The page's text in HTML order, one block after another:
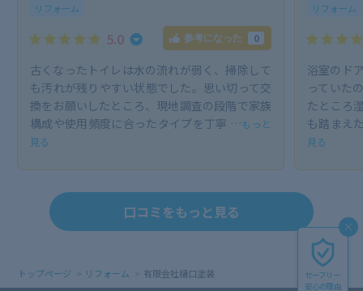
リフォーム
5.0 参考になった 0
古くなったトイレは水の流れが弱く、掃除して
も汚れが残りやすい状態でした。思い切って交
換をお願いしたところ、現地調査の段階で家族
構成や使用頻度に合ったタイプを丁寧 …もっと
見る
リフォーム
浴室のド
っていた
たところ
も踏まえ
見る
口コミをもっと見る
トップページ リフォーム 有限会社樋口塗装
セーフリー
安心の理由